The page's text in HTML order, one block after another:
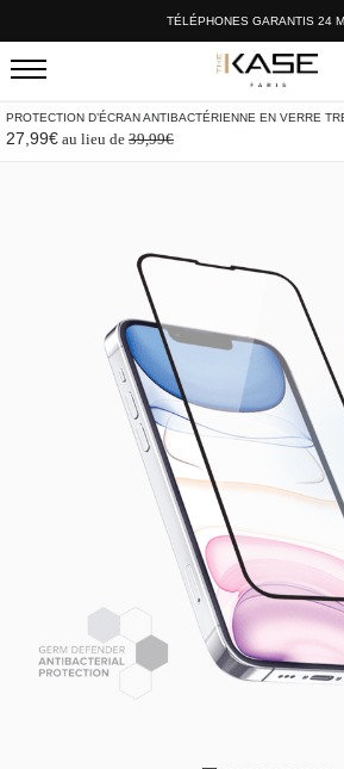
TÉLÉPHONES GARANTIS 24
PROTECTION D’ÉCRAN ANTIBACTÉRIENNE EN VERRE
27,99€ au lieu de 39,99€